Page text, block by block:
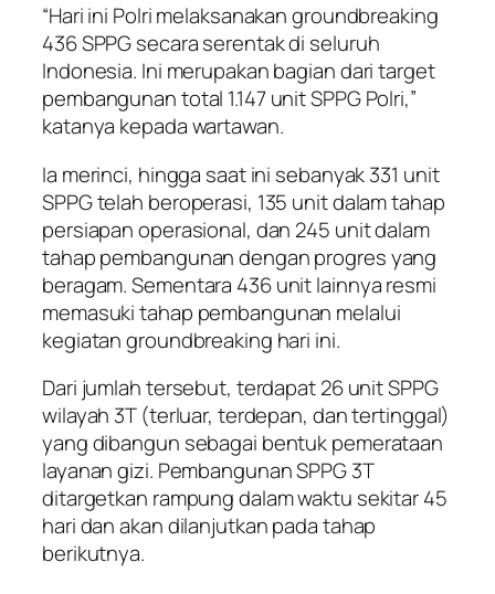
“Hari ini Polri melaksanakan groundbreaking
436 SPPG secara serentak di seluruh
Indonesia. Ini merupakan bagian dari target
pembangunan total 1.147 unit SPPG Polri,”
katanya kepada wartawan.
Ia merinci, hingga saat ini sebanyak 331 unit
SPPG telah beroperasi, 135 unit dalam tahap
persiapan operasional, dan 245 unit dalam
tahap pembangunan dengan progres yang
beragam. Sementara 436 unit lainnya resmi
memasuki tahap pembangunan melalui
kegiatan groundbreaking hari ini.
Dari jumlah tersebut, terdapat 26 unit SPPG
wilayah 3T (terluar, terdepan, dan tertinggal)
yang dibangun sebagai bentuk pemerataan
layanan gizi. Pembangunan SPPG 3T
ditargetkan rampung dalam waktu sekitar 45
hari dan akan dilanjutkan pada tahap
berikutnya.